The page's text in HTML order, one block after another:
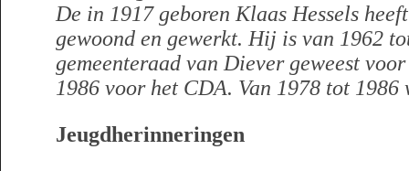
De in 1917 geboren Klaas Hessels
gewoond en gewerkt. Hij is van 1962
gemeenteraad van Diever geweest
1986 voor het CDA. Van 1978 tot
Jeugdherinneringen